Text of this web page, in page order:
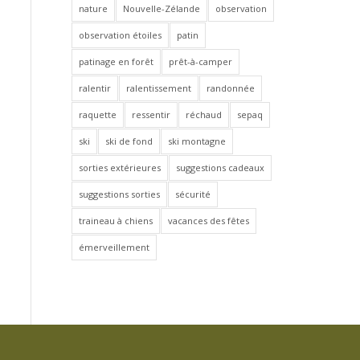
nature Nouvelle-Zélande observation
observation étoiles patin
patinage en forêt prêt-à-camper
ralentir ralentissement randonnée
raquette ressentir réchaud sepaq
ski ski de fond ski montagne
sorties extérieures suggestions cadeaux
suggestions sorties sécurité
traineau à chiens vacances des fêtes
émerveillement